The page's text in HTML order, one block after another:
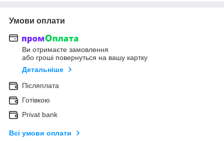
Умови оплати
Ви отримаєте замовлення
або гроші повернуться на вашу картку
Детальніше
Післяплата
Готівкою
Privat bank
Всі умови оплати